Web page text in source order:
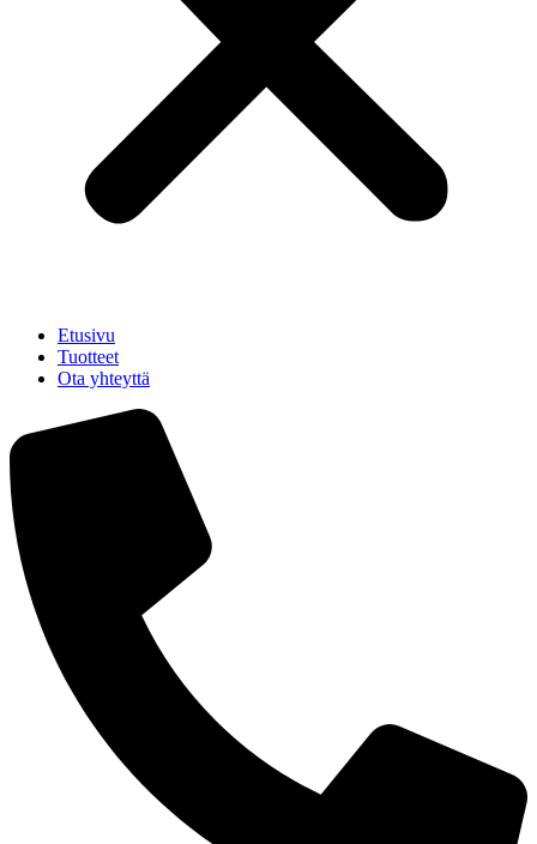
Etusivu
Tuotteet
Ota yhteyttä